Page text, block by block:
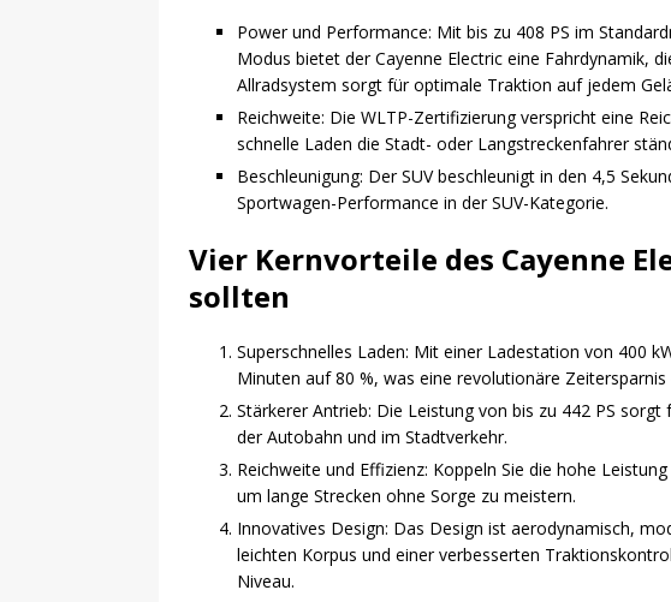
Power und Performance: Mit bis zu 408 PS im
Modus bietet der Cayenne Electric eine Fahrdynamik,
Allradsystem sorgt für optimale Traktion auf jedem
Reichweite: Die WLTP-Zertifizierung verspricht eine
schnelle Laden die Stadt- oder Langstreckenfahrer
Beschleunigung: Der SUV beschleunigt in den 4,5
Sportwagen-Performance in der SUV-Kategorie.
Vier Kernvorteile des Cayenne
sollten
Superschnelles Laden: Mit einer Ladestation von 400
Minuten auf 80 %, was eine revolutionäre Zeitersparnis
Stärkerer Antrieb: Die Leistung von bis zu 442 PS
der Autobahn und im Stadtverkehr.
Reichweite und Effizienz: Koppeln Sie die hohe
um lange Strecken ohne Sorge zu meistern.
Innovatives Design: Das Design ist aerodynamisch,
leichten Korpus und einer verbesserten
Niveau.